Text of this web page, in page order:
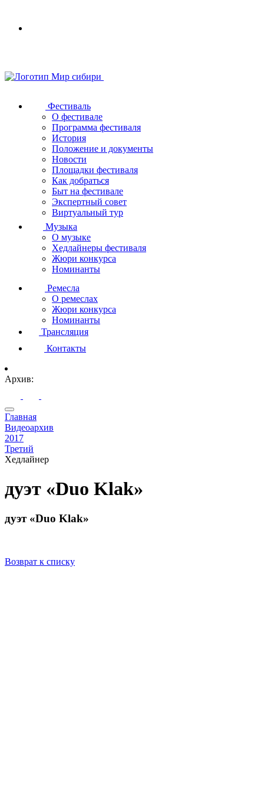
browser
Фестиваль
О фестивале
Программа фестиваля
История
Положение и документы
Новости
Площадки фестиваля
Как добраться
Быт на фестивале
Экспертный совет
Виртуальный тур
Музыка
О музыке
Хедлайнеры фестиваля
Жюри конкурса
Номинанты
Ремесла
О ремеслах
Жюри конкурса
Номинанты
Трансляция
Контакты
Архив:
Главная
Видеоархив
2017
Третий
Хедлайнер
дуэт «Duo Klak»
дуэт «Duo Klak»
Возврат к списку